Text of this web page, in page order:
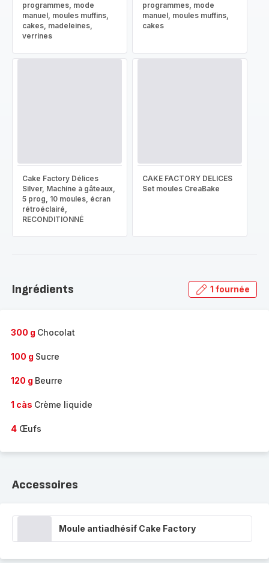
programmes, mode
manuel, moules muffins,
cakes, madeleines,
verrines
programmes, mode
manuel, moules muffins,
cakes
Cake Factory Délices
Silver, Machine à gâteaux,
5 prog, 10 moules, écran
rétroéclairé,
RECONDITIONNÉ
CAKE FACTORY DELICES
Set moules CreaBake
Ingrédients 1 fournée
300 g Chocolat
100 g Sucre
120 g Beurre
1 càs Crème liquide
4 Œufs
Accessoires
Moule antiadhésif Cake Factory